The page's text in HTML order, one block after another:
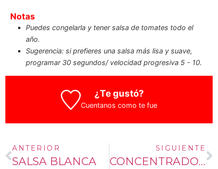
Notas
Puedes congelarla y tener salsa de tomates todo el
año.
Sugerencia: si prefieres una salsa más lisa y suave,
programar 30 segundos/ velocidad progresiva 5 - 10.
¿Te gustó?
Cuentanos como te fue
ANTERIOR
SALSA BLANCA
SIGUIENTE
CONCENTRADO DE VERDURAS